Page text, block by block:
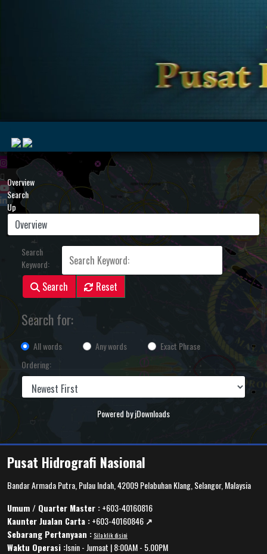
Overview
Search
Up
Search
Keyword:
Search Reset
Search for:
All words Any words
Exact Phrase
Ordering:
Powered by jDownloads
Pusat Hidrografi Nasional
Bandar Armada Putra, Pulau Indah, 42009 Pelabuhan Klang, Selangor, Malaysia
Umum / Quarter Master :+603-40160816
Kaunter Jualan Carta :+603-40160846 ↗️
Sebarang Pertanyaan : Sila klik disini
Waktu Operasi :Isnin - Jumaat | 8:00AM - 5.00PM
MyMarine
Geohub